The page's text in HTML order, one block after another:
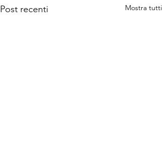
Post recenti Mostra tutti